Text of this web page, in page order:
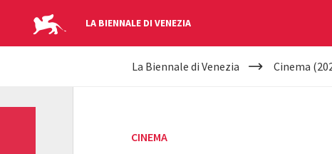
LA BIENNALE DI VENEZIA
YOUR
La Biennale di Venezia Cinema
CINEMA